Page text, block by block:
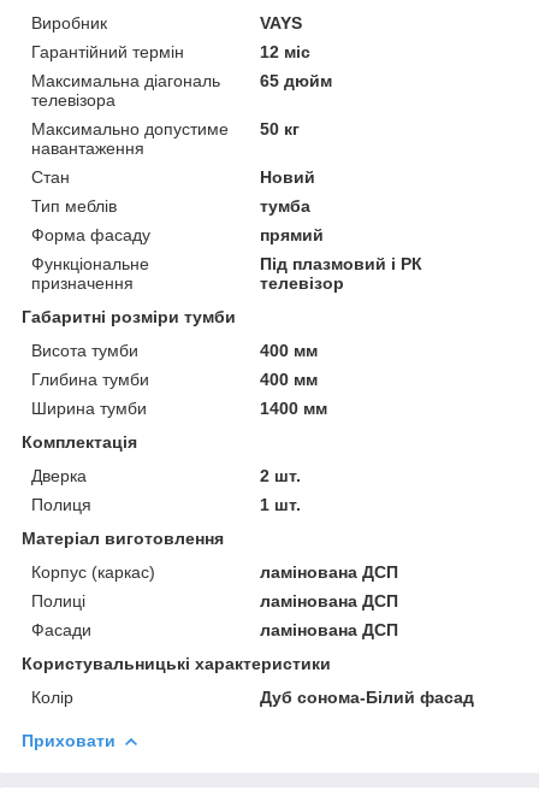
Виробник
VAYS
Гарантійний термін
12 міс
Максимальна діагональ
телевізора
65 дюйм
Максимально допустиме
навантаження
50 кг
Стан
Новий
Тип меблів
тумба
Форма фасаду
прямий
Функціональне
призначення
Під плазмовий і РК
телевізор
Габаритні розміри тумби
Висота тумби
400 мм
Глибина тумби
400 мм
Ширина тумби
1400 мм
Комплектація
Дверка
2 шт.
Полиця
1 шт.
Матеріал виготовлення
Корпус (каркас)
ламінована ДСП
Полиці
ламінована ДСП
Фасади
ламінована ДСП
Користувальницькі характеристики
Колір
Дуб сонома-Білий фасад
Приховати